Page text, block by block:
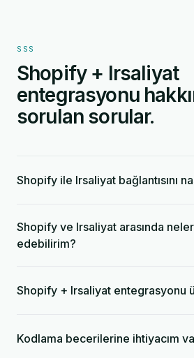
SSS
Shopify + Irsaliyat
entegrasyonu
sorulan sorular.
Shopify ile Irsaliyat bağlantısını
Shopify ve Irsaliyat arasında
edebilirim?
Shopify + Irsaliyat entegrasyonu
Kodlama becerilerine ihtiyacım